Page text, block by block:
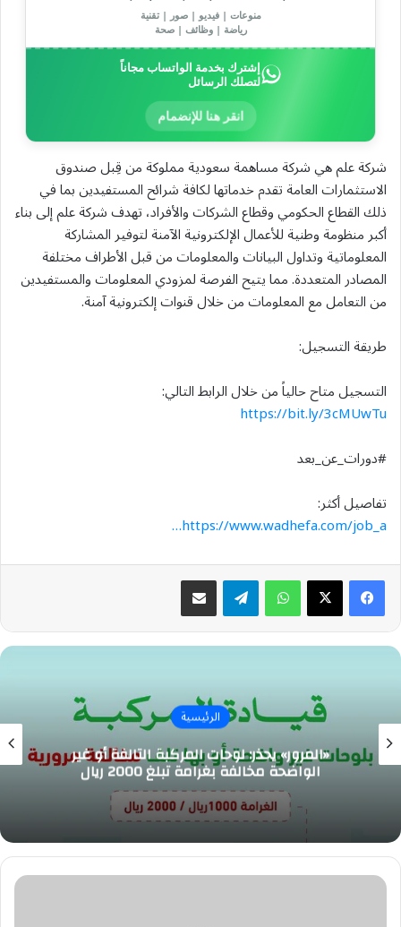
منوعات | فيديو | صور | تقنية
رياضة | وظائف | صحة
إشترك بخدمة الواتساب مجاناً
لتصلك الرسائل
انقر هنا للإنضمام
شركة علم هي شركة مساهمة سعودية مملوكة من قِبل صندوق
الاستثمارات العامة تقدم خدماتها لكافة شرائح المستفيدين بما في
ذلك القطاع الحكومي وقطاع الشركات والأفراد، تهدف شركة علم إلى بناء
أكبر منظومة وطنية للأعمال الإلكترونية الآمنة لتوفير المشاركة
المعلوماتية وتداول البيانات والمعلومات من قبل الأطراف مختلفة
المصادر المتعددة. مما يتيح الفرصة لمزودي المعلومات والمستفيدين
من التعامل مع المعلومات من خلال قنوات إلكترونية آمنة.
طريقة التسجيل:
التسجيل متاح حالياً من خلال الرابط التالي:
https://bit.ly/3cMUwTu
#دورات_عن_بعد
تفاصيل أكثر:
https://www.wadhefa.com/job_a…
واتسابتيلقرام مشاركة عبر البريد
الرئيسية
«المرور» يحذر: لوحات المركبة التالفة أو غير
الواضحة مخالفة بغرامة تبلغ 2000 ريال
وادي